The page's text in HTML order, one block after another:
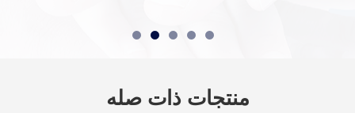
منتجات ذات صله